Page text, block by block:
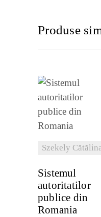
Produse
Szekely Cătălina
DETALII
Sistemul
autoritatilor
publice din
Romania